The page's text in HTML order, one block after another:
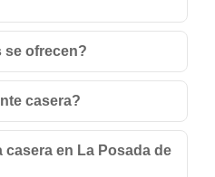
se ofrecen?
casera?
en La Posada de